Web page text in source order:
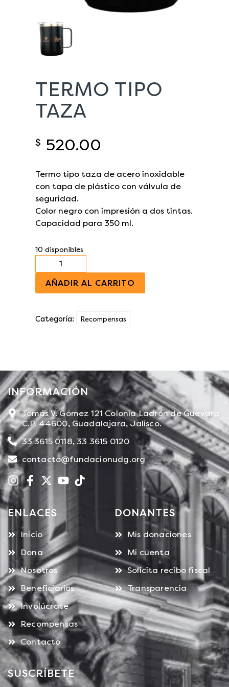
TERMO TIPO
TAZA
$ 520.00
Termo tipo taza de acero inoxidable
con tapa de plástico con válvula de
seguridad.
Color negro con impresión a dos tintas.
Capacidad para 350 ml.
10 disponibles
AÑADIR AL CARRITO
Categoría: Recompensas
INFORMACIÓN​
Tomás V. Gómez 121 Colonia Ladrón de Guevara
C.P. 44600, Guadalajara, Jalisco.
33 3615 0118, 33 3615 0120
contacto@fundacionudg.org
ENLACES
Inicio
Dona
Nosotros
Beneficiarios
Involúcrate
Recompensas
Contacto
DONANTES
Mis donaciones
Mi cuenta
Solicita recibo fiscal
Transparencia
SUSCRÍBETE